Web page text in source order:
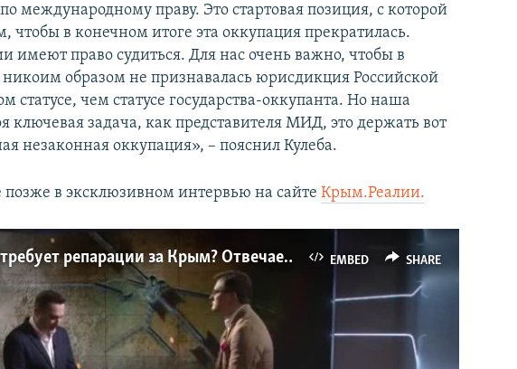
международному праву. Это стартовая позиция, с которой
чтобы в конечном итоге эта оккупация прекратилась.
имеют право судиться. Для нас очень важно, чтобы в
никоим образом не признавалась юрисдикция Российской
статусе, чем статусе государства-оккупанта. Но наша
ключевая задача, как представителя МИД, это держать вот
незаконная оккупация», – пояснил Кулеба.
позже в эксклюзивном интервью на сайтеКрым.Реалии.
EMBED SHARE
Когда Украина потребует репарации за Крым? Отвечает глава МИД Дмитрий Кулеба (видео)